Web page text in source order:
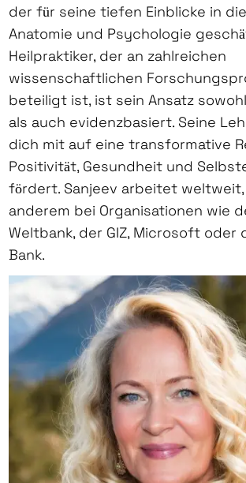
der für seine tiefen Einblicke in
Anatomie und Psychologie
Heilpraktiker, der an zahlreichen
wissenschaftlichen
beteiligt ist, ist sein Ansatz
als auch evidenzbasiert. Seine
dich mit auf eine transformative
Positivität, Gesundheit und
fördert. Sanjeev arbeitet
anderem bei Organisationen wie
Weltbank, der GIZ, Microsoft oder
Bank.